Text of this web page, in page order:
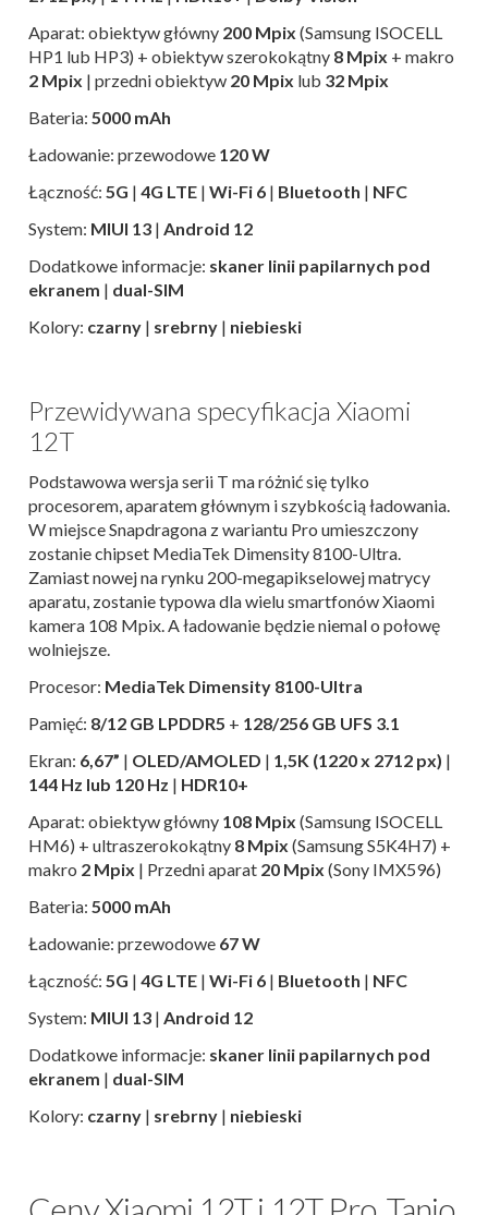
Aparat: obiektyw główny 200 Mpix (Samsung ISOCELL
HP1 lub HP3) + obiektyw szerokokątny 8 Mpix + makro
2 Mpix | przedni obiektyw 20 Mpix lub 32 Mpix
Bateria: 5000 mAh
Ładowanie: przewodowe 120 W
Łączność: 5G | 4G LTE | Wi-Fi 6 | Bluetooth | NFC
System: MIUI 13 | Android 12
Dodatkowe informacje: skaner linii papilarnych pod
ekranem | dual-SIM
Kolory: czarny | srebrny | niebieski
Przewidywana specyfikacja Xiaomi
12T
Podstawowa wersja serii T ma różnić się tylko
procesorem, aparatem głównym i szybkością ładowania.
W miejsce Snapdragona z wariantu Pro umieszczony
zostanie chipset MediaTek Dimensity 8100-Ultra.
Zamiast nowej na rynku 200-megapikselowej matrycy
aparatu, zostanie typowa dla wielu smartfonów Xiaomi
kamera 108 Mpix. A ładowanie będzie niemal o połowę
wolniejsze.
Procesor: MediaTek Dimensity 8100-Ultra
Pamięć: 8/12 GB LPDDR5 + 128/256 GB UFS 3.1
Ekran: 6,67” | OLED/AMOLED | 1,5K (1220 x 2712 px) |
144 Hz lub 120 Hz | HDR10+
Aparat: obiektyw główny 108 Mpix (Samsung ISOCELL
HM6) + ultraszerokokątny 8 Mpix (Samsung S5K4H7) +
makro 2 Mpix | Przedni aparat 20 Mpix (Sony IMX596)
Bateria: 5000 mAh
Ładowanie: przewodowe 67 W
Łączność: 5G | 4G LTE | Wi-Fi 6 | Bluetooth | NFC
System: MIUI 13 | Android 12
Dodatkowe informacje: skaner linii papilarnych pod
ekranem | dual-SIM
Kolory: czarny | srebrny | niebieski